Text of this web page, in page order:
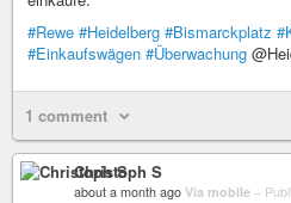
#Rewe #Heidelberg #Bismarckplatz
#Einkaufswägen #Überwachung
1 comment
Christoph S
about a month ago Via mobile –